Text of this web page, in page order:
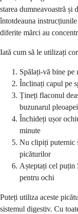
starea dumneavoastră și
întotdeauna
diferite mărci au
Iată cum să le utilizați
Spălați-vă bine pe
Înclinați capul pe
Țineți flaconul
buzunarul
Închideți ușor
minute
Nu clipiți puternic
picăturilor
Așteptați cel puțin
pentru ochi
Puteți utiliza aceste
sistemul digestiv. Cu